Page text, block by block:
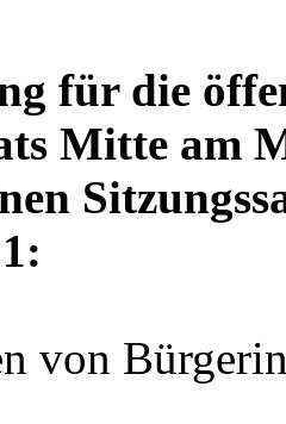
für die
Mitte am
von